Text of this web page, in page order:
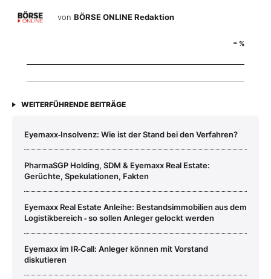
von BÖRSE ONLINE Redaktion
- %
WEITERFÜHRENDE BEITRÄGE
Eyemaxx‑Insolvenz: Wie ist der Stand bei den Verfahren?
PharmaSGP Holding, SDM & Eyemaxx Real Estate:
Gerüchte, Spekulationen, Fakten
Eyemaxx Real Estate Anleihe: Bestandsimmobilien aus dem
Logistikbereich ‑ so sollen Anleger gelockt werden
Eyemaxx im IR‑Call: Anleger können mit Vorstand
diskutieren